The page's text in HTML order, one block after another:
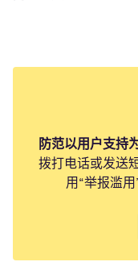
防范以用户支持
拨打电话或发送
用“举报滥用